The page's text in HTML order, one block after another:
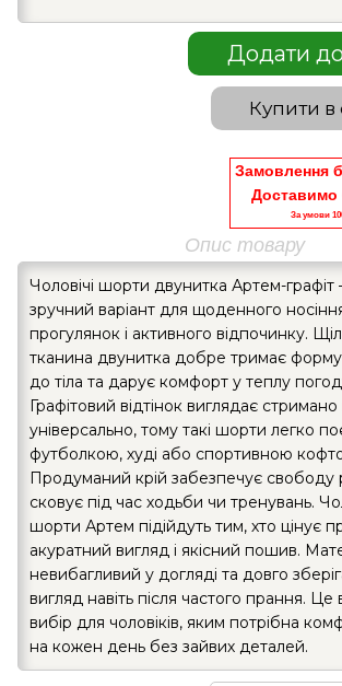
Додати
Купити в
Замовлення
Доставимо
За умови
Опис товару
Чоловічі шорти двунитка Артем-
зручний варіант для щоденного
прогулянок і активного відпочинку.
тканина двунитка добре тримає
до тіла та дарує комфорт у теплу
Графітовий відтінок виглядає стримано
універсально, тому такі шорти легко
футболкою, худі або спортивною
Продуманий крій забезпечує свободу
сковує під час ходьби чи тренувань.
шорти Артем підійдуть тим, хто цінує
акуратний вигляд і якісний пошив.
невибагливий у догляді та довго
вигляд навіть після частого прання. Це
вибір для чоловіків, яким потрібна
на кожен день без зайвих деталей.